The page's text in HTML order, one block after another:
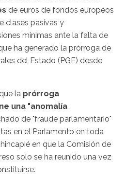
de euros de fondos europeos
clases pasivas y
mínimas ante la falta de
ha generado la prórroga de
del Estado (PGE) desde
la prórroga
una "anomalía
de "fraude parlamentario"
en el Parlamento en toda
en que la Comisión de
solo se ha reunido una vez